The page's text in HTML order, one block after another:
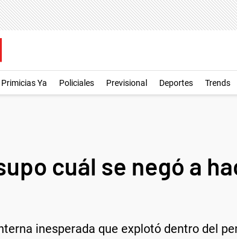
Primicias Ya Policiales Previsional Deportes Trends
cuál se negó a
inesperada que explotó dentro del